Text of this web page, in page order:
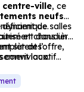
centre-ville, ce
neufs
dans un
de salles
et chaudière
sur des
conviviaux.
l’offre,
locatif